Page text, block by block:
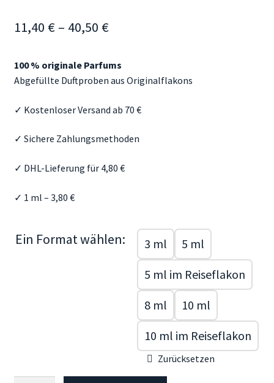
Mein Konto
11,40 € – 40,50 €Preisspanne:
bis
100 % originale Parfums
Abgefüllte Duftproben aus Originalflakons
✓ Kostenloser Versand ab 70 €
✓ Sichere Zahlungsmethoden
✓ DHL-Lieferung für 4,80 €
✓ 1 ml – 3,80 €
Ein Format wählen: 3 ml
5 ml
5 ml im Reiseflakon
8 ml
10 ml
10 ml im Reiseflakon
Zurücksetzen